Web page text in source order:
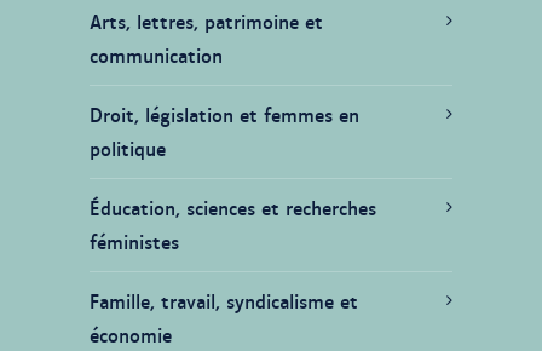
Arts, lettres, patrimoine et
communication
Droit, législation et femmes en
politique
Éducation, sciences et recherches
féministes
Famille, travail, syndicalisme et
économie